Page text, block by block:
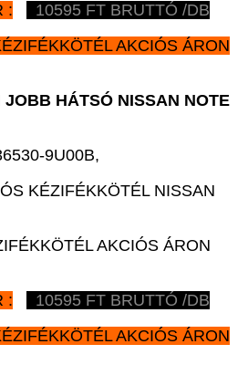
:
10595 FT BRUTTÓ /DB
AKCIÓS ÁRON
JOBB HÁTSÓ NISSAN NOTE
9U00B,
KÉZIFÉKKÖTÉL NISSAN
AKCIÓS ÁRON
:
10595 FT BRUTTÓ /DB
AKCIÓS ÁRON